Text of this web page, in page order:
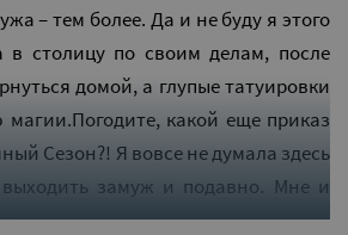
– тем более. Да и не буду я этого
в столицу по своим делам, после
домой, а глупые татуировки
какой еще приказ
Сезон?! Я вовсе не думала здесь
замуж и подавно. Мне и